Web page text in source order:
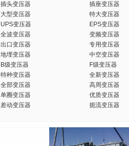
插头变压器
插座变压器
大型变压器
特大变压器
UPS变压器
EPS变压器
全波变压器
变频变压器
出口变压器
专用变压器
地埋变压器
中空变压器
B级变压器
F级变压器
特种变压器
全新变压器
全部变压器
高周变压器
单圈变压器
优质变压器
差动变压器
扼流变压器